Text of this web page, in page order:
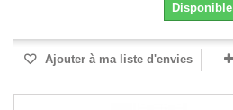
Disponible
Ajouter à ma liste d'envies